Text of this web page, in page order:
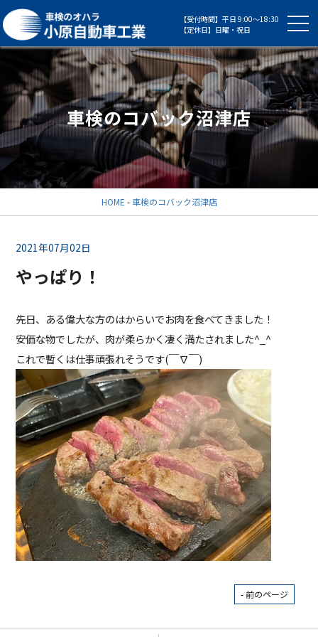
【受付時間】平日 9:00～18:30
【定休日】日曜・祝日
車検のコバック沼津店
HOME - 車検のコバック沼津店
2021年07月02日
やっぱり！
先日、ある偉大な方のはからいでお肉を食べてきました！
安価な物でしたが、肉が柔らかく凄く満たされました^_^
これで暫くは仕事頑張れそうです(￣∇￣)
- 前のページ